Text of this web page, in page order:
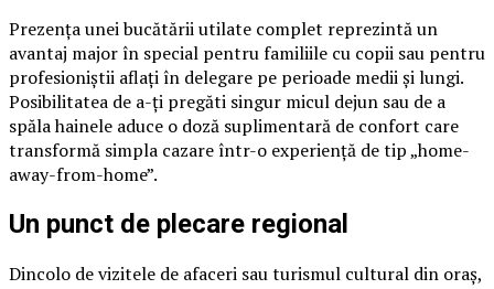
Prezența unei bucătării utilate complet reprezintă un
avantaj major în special pentru familiile cu copii sau pentru
profesioniștii aflați în delegare pe perioade medii și lungi.
Posibilitatea de a-ți pregăti singur micul dejun sau de a
spăla hainele aduce o doză suplimentară de confort care
transformă simpla cazare într-o experiență de tip „home-
away-from-home”.
Un punct de plecare regional
Dincolo de vizitele de afaceri sau turismul cultural din oraș,